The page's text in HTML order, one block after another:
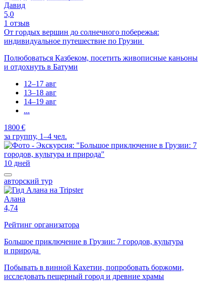
Давид
5,0
1 отзыв
От гордых вершин до солнечного побережья:
индивидуальное путешествие по Грузии
Полюбоваться Казбеком, посетить живописные каньоны
и отдохнуть в Батуми
12–17 авг
13–18 авг
14–19 авг
...
1800 €
за группу, 1–4 чел.
10 дней
авторский тур
Алана
4,74
Рейтинг организатора
Большое приключение в Грузии: 7 городов, культура
и природа
Побывать в винной Кахетии, попробовать боржоми,
исследовать пещерный город и древние храмы